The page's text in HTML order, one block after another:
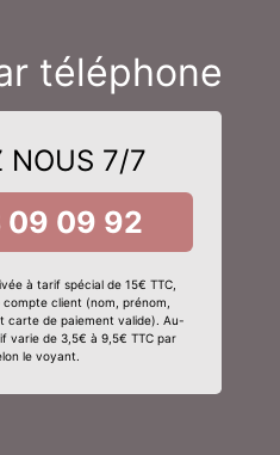
téléphone
NOUS 7/7
09 92
à tarif spécial de 15€ TTC,
client (nom, prénom,
carte de paiement valide). Au-
varie de 3,5€ à 9,5€ TTC par
le voyant.